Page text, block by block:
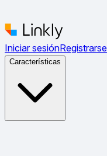
Iniciar sesiónRegistrarse
Características